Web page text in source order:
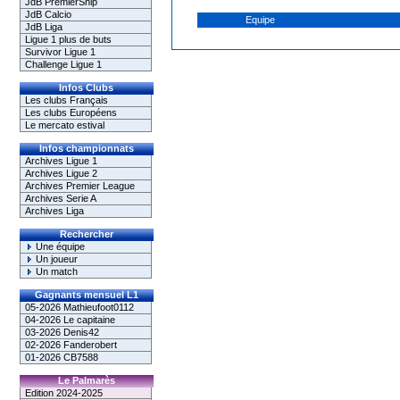
JdB Calcio
JdB Liga
Ligue 1 plus de buts
Survivor Ligue 1
Challenge Ligue 1
Infos Clubs
Les clubs Français
Les clubs Européens
Le mercato estival
Infos championnats
Archives Ligue 1
Archives Ligue 2
Archives Premier League
Archives Serie A
Archives Liga
Rechercher
Une équipe
Un joueur
Un match
Gagnants mensuel L1
05-2026 Mathieufoot0112
04-2026 Le capitaine
03-2026 Denis42
02-2026 Fanderobert
01-2026 CB7588
Le Palmarès
Edition 2024-2025
Equipe